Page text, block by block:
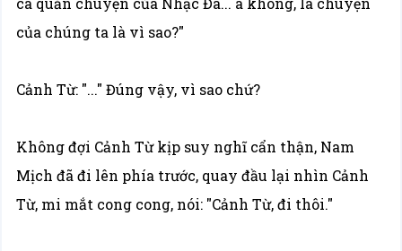
của chúng ta là vì sao?"
Cảnh Từ: "..." Đúng vậy, vì sao chứ?
Không đợi Cảnh Từ kịp suy nghĩ cẩn thận, Nam
Mịch đã đi lên phía trước, quay đầu lại nhìn Cảnh
Từ, mi mắt cong cong, nói: "Cảnh Từ, đi thôi."